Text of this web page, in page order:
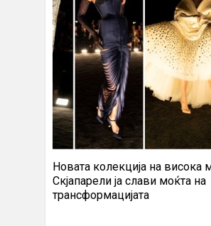
Новата колекција на висока
Скјапарели ја слави моќта на
трансформацијата